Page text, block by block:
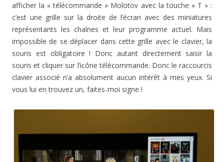
afficher la « télécommande » Molotov avec la touche « T » :
c’est une grille sur la droite de l’écran avec des miniatures
représentants les chaînes et leur programme actuel. Mais
impossible de se déplacer dans cette grille avec le clavier, la
souris est obligatoire ! Donc autant directement saisir la
souris et cliquer sur l’icône télécommande. Donc le raccourcis
clavier associé n’a absolument aucun intérêt à mes yeux. Si
vous lui en trouvez un, faites-moi signe !